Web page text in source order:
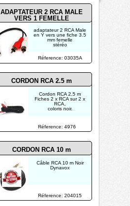
08/08/2026
Créé par
TECHTRONIK
Réference: 03035A
ADAPTATEUR 2 RCA MALE
VERS 1 FEMELLE
adaptateur 2 RCA Male
en Y vers une fiche 3.5
mm femelle
stéréo
CORDON RCA 2.5 m
Cordon RCA 2,5 m
Fiches 2 x RCA sur 2 x
RCA,
coloris noir.
Réference: 4976
Câble RCA 10 m Noir
Dynavox
CORDON RCA 10 m
Réference: 204015